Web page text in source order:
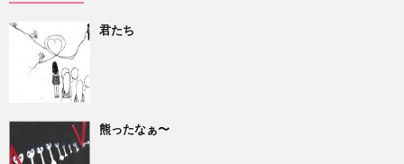
君たち
熊ったなぁ〜